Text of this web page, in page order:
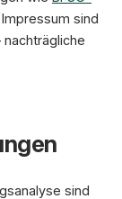
Impressum sind
sind